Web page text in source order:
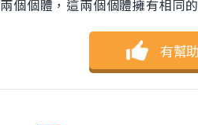
個個體，這兩個個體擁有相同
有幫助